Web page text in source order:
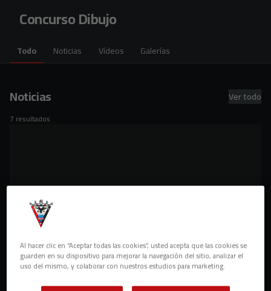
Concurso Dibujo
Todo Noticias Vídeos Galerías
Noticias Ver todo
7 resultados
Al hacer clic en “Aceptar todas las cookies”, usted acepta que las cookies se
guarden en su dispositivo para mejorar la navegación del sitio, analizar el
uso del mismo, y colaborar con nuestros estudios para marketing.